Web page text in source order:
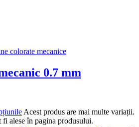
colorate mecanice
0.7 mm
Acest produs are mai multe variații.
alese în pagina produsului.